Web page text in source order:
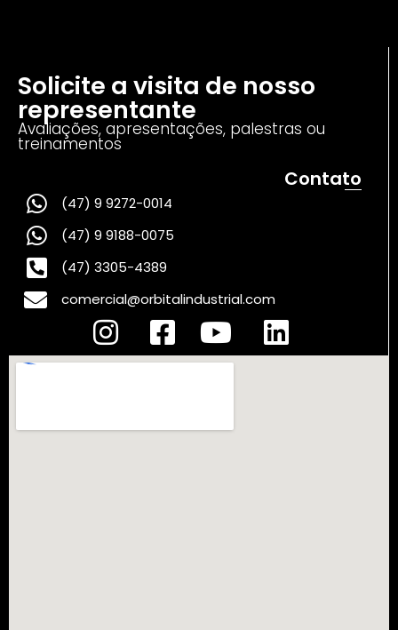
Solicite a visita de nosso
representante
Avaliações, apresentações, palestras ou
treinamentos
Contato
(47) 9 9272-0014
(47) 9 9188-0075
(47) 3305-4389
comercial@orbitalindustrial.com